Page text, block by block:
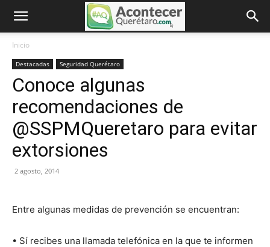
Inicio
Destacadas Seguridad Querétaro
Conoce algunas
recomendaciones de
@SSPMQueretaro para evitar
extorsiones
2 agosto, 2014
Entre algunas medidas de prevención se encuentran:
• Sí recibes una llamada telefónica en la que te informen